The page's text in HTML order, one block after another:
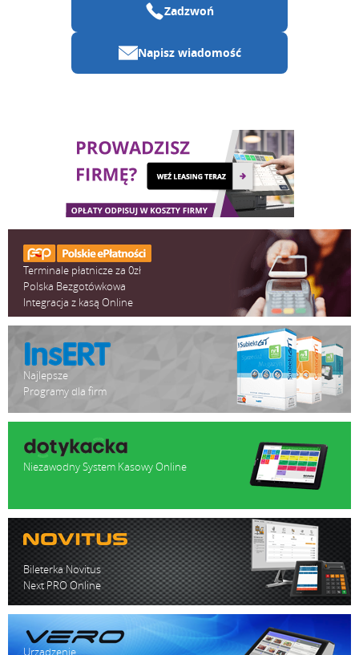
Zadzwoń
Napisz wiadomość
Terminale płatnicze za 0zł
Polska Bezgotówkowa
Integracja z kasą Online
Najlepsze
Programy dla firm
Niezawodny System Kasowy Online
Bileterka Novitus
Next PRO Online
Urządzenie